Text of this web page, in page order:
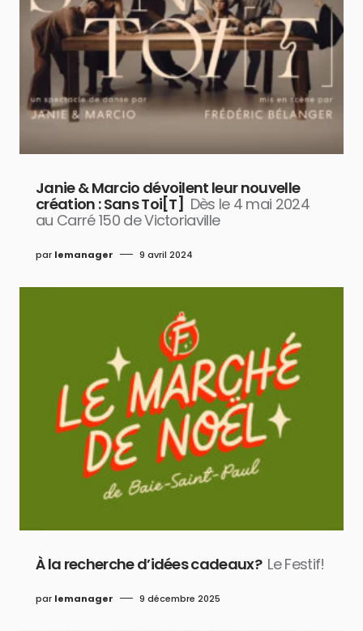
Janie & Marcio dévoilent leur nouvelle
création : Sans Toi[T] Dès le 4 mai 2024
au Carré 150 de Victoriaville
par lemanager 9 avril 2024
À la recherche d’idées cadeaux? Le Festif!
par lemanager 9 décembre 2025